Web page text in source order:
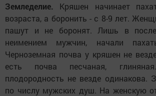
Земледелие. Кряшен начинает
возраста, а боронить - с 8-9 лет.
пашут и не боронят. Лишь в
неимением мужчин, начали
Черноземная почва у кряшен не
есть почва песчаная,
плодородность не везде одинакова.
по числу мужских душ. На женскую